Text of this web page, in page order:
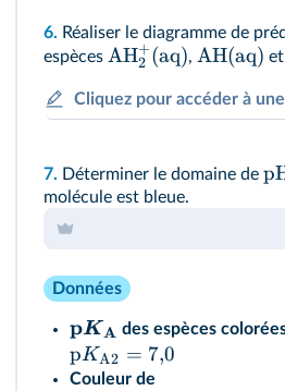
6. Réaliser le diagramme de
espèces AH2
+(aq), AH(aq) et
Cliquez pour accéder à
7. Déterminer le domaine de
molécule est bleue.
Données
pKA des espèces
pKA2 = 7,0
Couleur de